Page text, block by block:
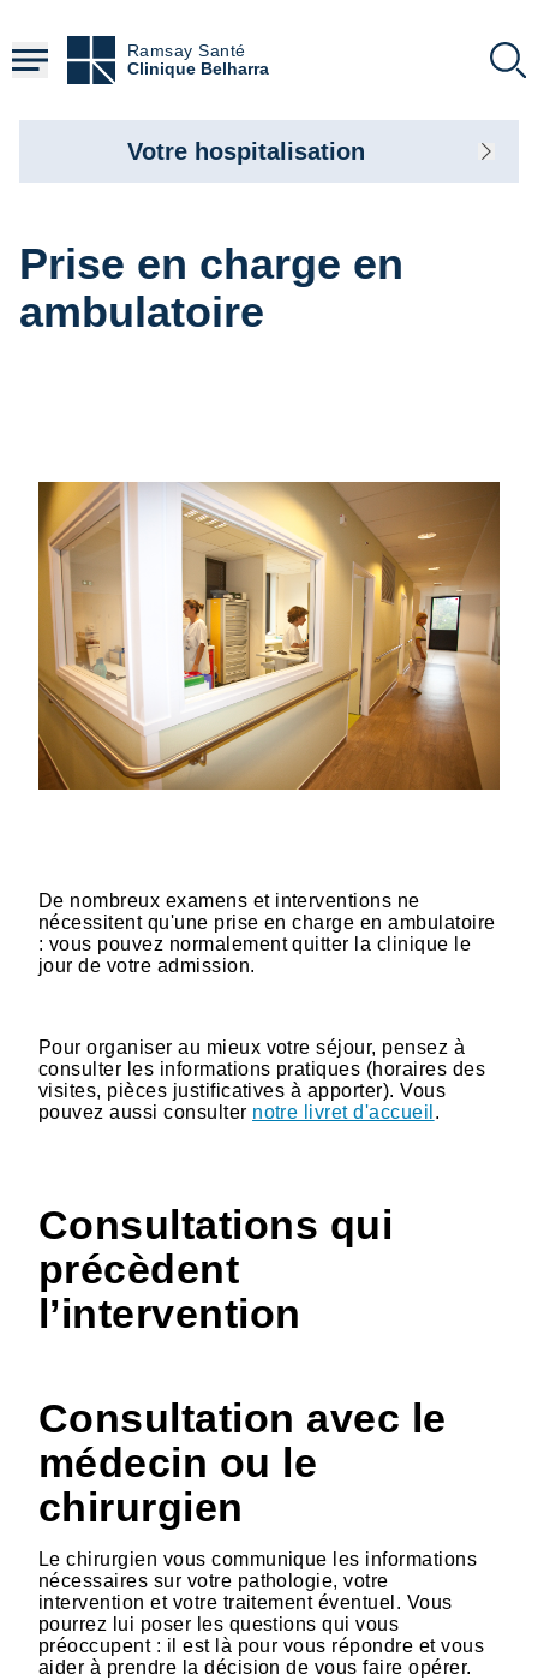
contenu
principal
Ramsay Santé
Clinique Belharra
Prise en charge en
ambulatoire
De nombreux examens et interventions ne
nécessitent qu'une prise en charge en ambulatoire
: vous pouvez normalement quitter la clinique le
jour de votre admission.
Pour organiser au mieux votre séjour, pensez à
consulter les informations pratiques (horaires des
visites, pièces justificatives à apporter). Vous
pouvez aussi consulter notre livret d'accueil .
Consultations qui
précèdent
l’intervention
Consultation avec le
médecin ou le
chirurgien
Le chirurgien vous communique les informations
nécessaires sur votre pathologie, votre
intervention et votre traitement éventuel. Vous
pourrez lui poser les questions qui vous
préoccupent : il est là pour vous répondre et vous
aider à prendre la décision de vous faire opérer.
Votre hospitalisation